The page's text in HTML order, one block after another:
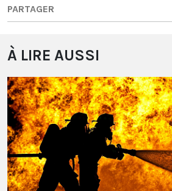
PARTAGER
À LIRE AUSSI